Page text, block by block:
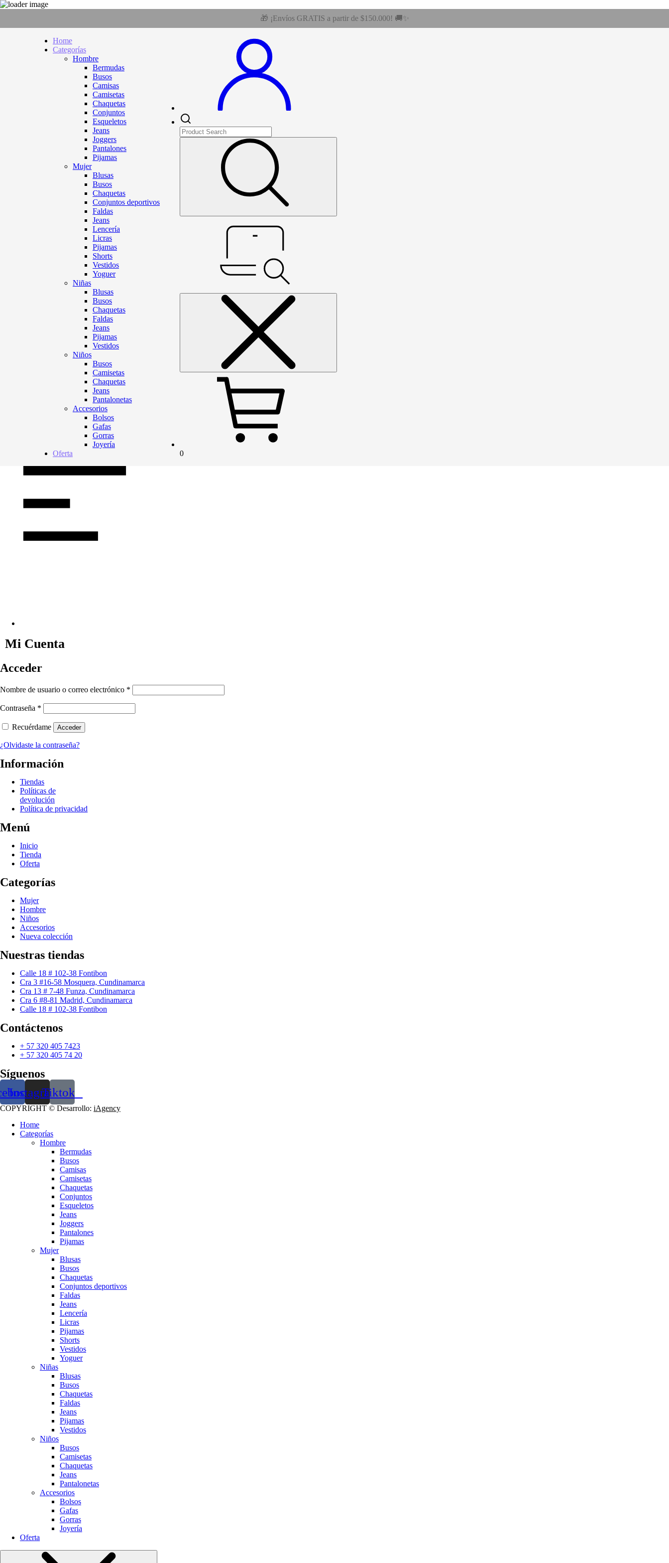
🎁 ¡Envíos GRATIS a partir de $150.000! 🚚✨
Home
Categorías
Hombre
Bermudas
Busos
Camisas
Camisetas
Chaquetas
Conjuntos
Esqueletos
Jeans
Joggers
Pantalones
Pijamas
Mujer
Blusas
Busos
Chaquetas
Conjuntos deportivos
Faldas
Jeans
Lencería
Licras
Pijamas
Shorts
Vestidos
Yoguer
Niñas
Blusas
Busos
Chaquetas
Faldas
Jeans
Pijamas
Vestidos
Niños
Busos
Camisetas
Chaquetas
Jeans
Pantalonetas
Accesorios
Bolsos
Gafas
Gorras
Joyería
Oferta
0
Mi Cuenta
Acceder
Nombre de usuario o correo electrónico *
Contraseña *
Recuérdame Acceder
¿Olvidaste la contraseña?
Información
Tiendas
Políticas de
devolución
Política de privacidad
Menú
Inicio
Tienda
Oferta
Categorías
Mujer
Hombre
Niños
Accesorios
Nueva colección
Nuestras tiendas
Calle 18 # 102-38 Fontibon
Cra 3 #16-58 Mosquera, Cundinamarca
Cra 13 # 7-48 Funza, Cundinamarca
Cra 6 #8-81 Madrid, Cundinamarca
Calle 18 # 102-38 Fontibon
Contáctenos
+ 57 320 405 7423
+ 57 320 405 74 20
Síguenos
InstagramTiktok
COPYRIGHT © Desarrollo: iAgency
Home
Categorías
Hombre
Bermudas
Busos
Camisas
Camisetas
Chaquetas
Conjuntos
Esqueletos
Jeans
Joggers
Pantalones
Pijamas
Mujer
Blusas
Busos
Chaquetas
Conjuntos deportivos
Faldas
Jeans
Lencería
Licras
Pijamas
Shorts
Vestidos
Yoguer
Niñas
Blusas
Busos
Chaquetas
Faldas
Jeans
Pijamas
Vestidos
Niños
Busos
Camisetas
Chaquetas
Jeans
Pantalonetas
Accesorios
Bolsos
Gafas
Gorras
Joyería
Oferta